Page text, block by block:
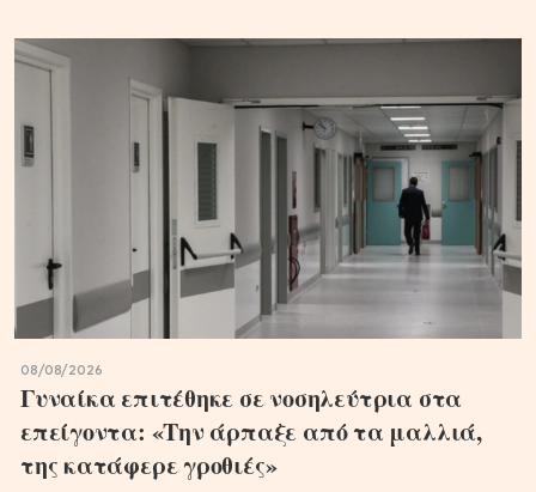
08/08/2026
Γυναίκα επιτέθηκε σε νοσηλεύτρια στα
επείγοντα: «Την άρπαξε από τα μαλλιά,
της κατάφερε γροθιές»